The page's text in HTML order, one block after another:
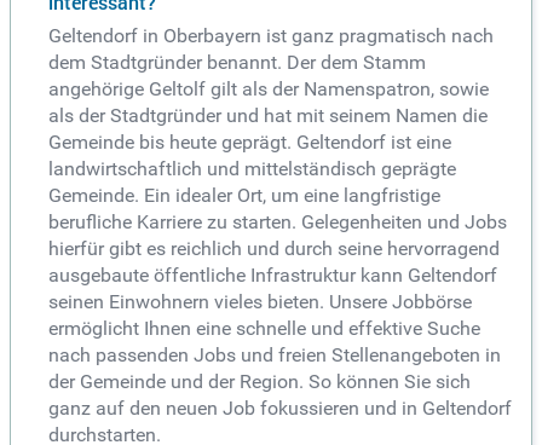
Geltendorf in Oberbayern ist ganz pragmatisch nach
dem Stadtgründer benannt. Der dem Stamm
angehörige Geltolf gilt als der Namenspatron, sowie
als der Stadtgründer und hat mit seinem Namen die
Gemeinde bis heute geprägt. Geltendorf ist eine
landwirtschaftlich und mittelständisch geprägte
Gemeinde. Ein idealer Ort, um eine langfristige
berufliche Karriere zu starten. Gelegenheiten und Jobs
hierfür gibt es reichlich und durch seine hervorragend
ausgebaute öffentliche Infrastruktur kann Geltendorf
seinen Einwohnern vieles bieten. Unsere Jobbörse
ermöglicht Ihnen eine schnelle und effektive Suche
nach passenden Jobs und freien Stellenangeboten in
der Gemeinde und der Region. So können Sie sich
ganz auf den neuen Job fokussieren und in Geltendorf
durchstarten.